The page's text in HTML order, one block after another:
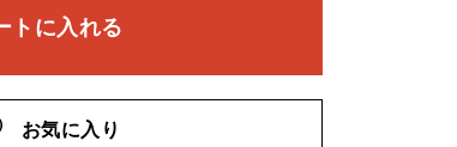
お気に入り